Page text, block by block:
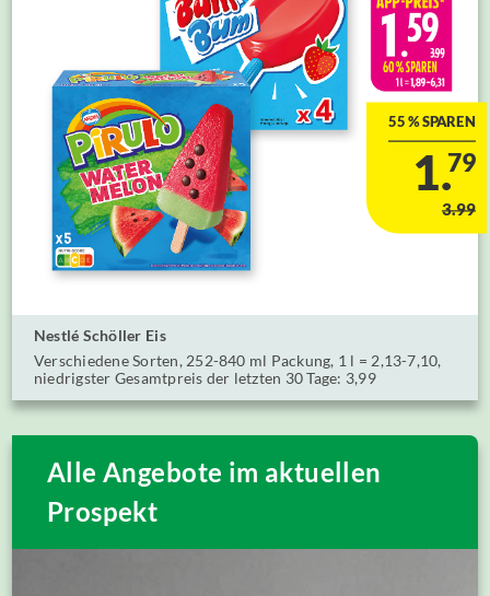
Alle Angebote im aktuellen
Prospekt
55 % SPAREN
1.79
3.99
Nestlé Schöller ⁣Eis
Verschiedene Sorten, 252-840 ml Packung, 1 l = 2,13-7,10,
niedrigster Gesamtpreis der letzten 30 Tage: 3,99